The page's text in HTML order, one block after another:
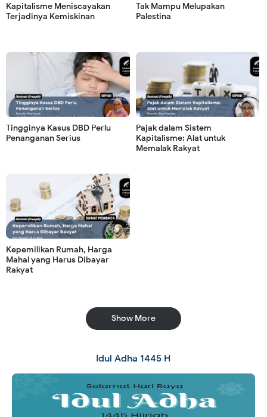
Kapitalisme Meniscayakan
Terjadinya Kemiskinan
Tak Mampu Melupakan
Palestina
Tingginya Kasus DBD Perlu
Penanganan Serius
Pajak dalam Sistem
Kapitalisme; Alat untuk
Memalak Rakyat
Kepemilikan Rumah, Harga
Mahal yang Harus Dibayar
Rakyat
Show More
Idul Adha 1445 H